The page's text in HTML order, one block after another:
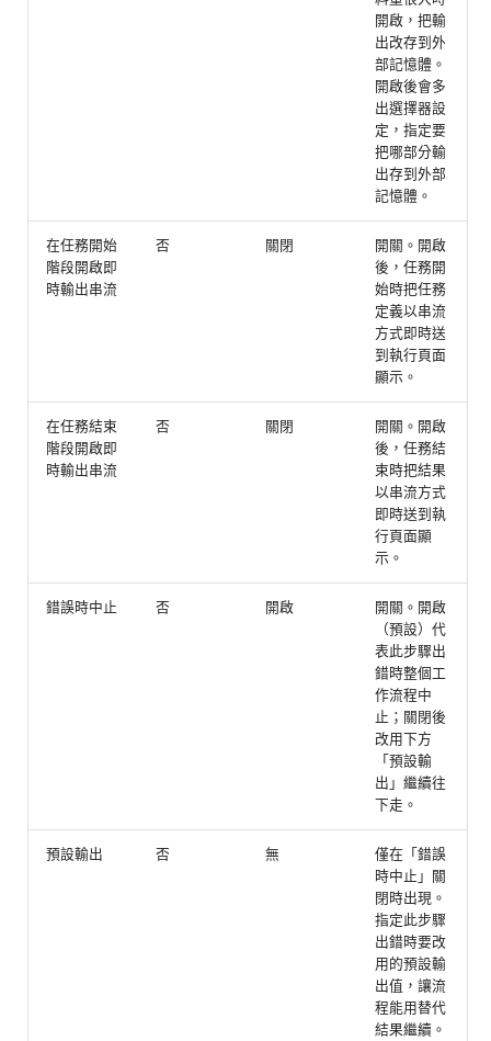
開啟，把輸
出改存到外
部記憶體。
開啟後會多
出選擇器設
定，指定要
把哪部分輸
出存到外部
記憶體。
在任務開始
階段開啟即
時輸出串流
否 關閉
開關。開啟
後，任務開
始時把任務
定義以串流
方式即時送
到執行頁面
顯示。
在任務結束
階段開啟即
時輸出串流
否 關閉
開關。開啟
後，任務結
束時把結果
以串流方式
即時送到執
行頁面顯
示。
錯誤時中止 否 開啟
開關。開啟
（預設）代
表此步驟出
錯時整個工
作流程中
止；關閉後
改用下方
「預設輸
出」繼續往
下走。
預設輸出 否 無
僅在「錯誤
時中止」關
閉時出現。
指定此步驟
出錯時要改
用的預設輸
出值，讓流
程能用替代
結果繼續。